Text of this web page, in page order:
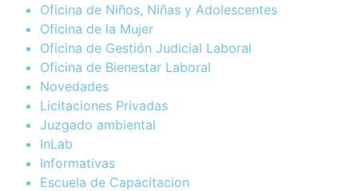
Oficina de Niños, Niñas y Adolescentes
Oficina de la Mujer
Oficina de Gestión Judicial Laboral
Oficina de Bienestar Laboral
Novedades
Licitaciones Privadas
Juzgado ambiental
InLab
Informativas
Escuela de Capacitacion